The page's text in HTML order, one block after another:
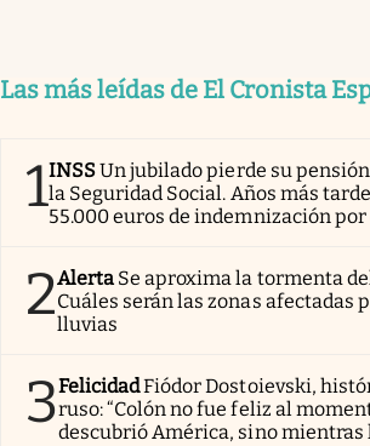
Las más leídas de El Cronista
1INSSUn jubilado pierde su
la Seguridad Social. Años más
55.000 euros de indemnización por
2Alerta Se aproxima la tormenta
Cuáles serán las zonas afectadas
lluvias
3FelicidadFiódor Dostoievski,
ruso: “Colón no fue feliz al
descubrió América, sino mientras